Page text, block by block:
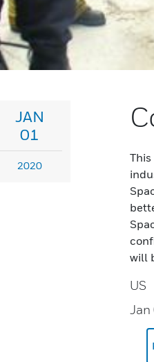
JAN
01
2020
will
US
Jan